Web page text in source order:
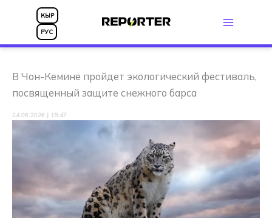
Перейти
содержимому
КЫР
РУС
В Чон-Кемине пройдет экологический фестиваль,
посвященный защите снежного барса
24.06.2026 | 15:47